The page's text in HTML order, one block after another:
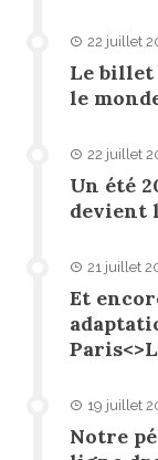
22 juillet
Le billet
le
22 juillet
Un été
devient
21 juillet
Et
19 juillet
Notre